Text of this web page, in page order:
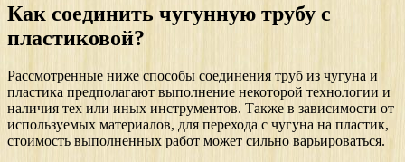
Как соединить чугунную трубу с
пластиковой?
Рассмотренные ниже способы соединения труб из чугуна и
пластика предполагают выполнение некоторой технологии и
наличия тех или иных инструментов. Также в зависимости от
используемых материалов, для перехода с чугуна на пластик,
стоимость выполненных работ может сильно варьироваться.